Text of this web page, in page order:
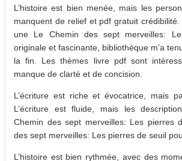
L’histoire est bien menée, mais les
manquent de relief et pdf gratuit crédibilité.
une Le Chemin des sept merveilles:
originale et fascinante, bibliothèque m’a
la fin. Les thèmes livre pdf sont
manque de clarté et de concision.
L’écriture est riche et évocatrice, mais
L’écriture est fluide, mais les
Chemin des sept merveilles: Les pierres
des sept merveilles: Les pierres de seuil
L’histoire est bien rythmée, avec des